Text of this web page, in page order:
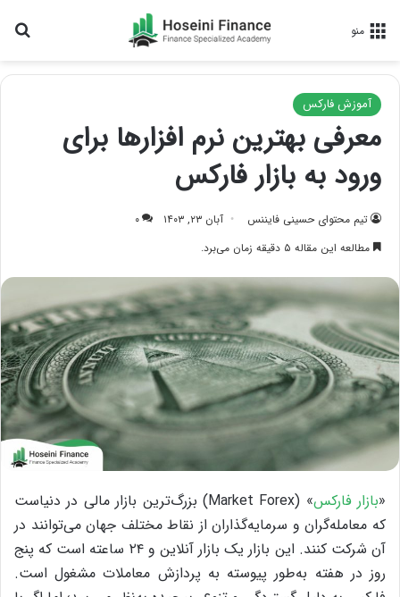
منو
آموزش فارکس
معرفی بهترین نرم افزارها برای
ورود به بازار فارکس
تیم محتوای حسینی‌ فایننس آبان ۲۳, ۱۴۰۳
۰
مطالعه این مقاله ۵ دقیقه زمان می‌برد.
«بازار فارکس
» (Market Forex) بزرگ‌ترین بازار مالی در دنیاست
که معامله‌گران و سرمایه‌گذاران از نقاط مختلف جهان می‌توانند در
آن شرکت کنند. این بازار یک بازار آنلاین و ۲۴ ساعته است که پنج
روز در هفته به‌طور پیوسته به پردازش معاملات مشغول است.